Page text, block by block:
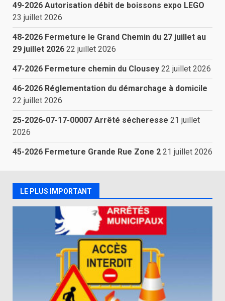
49-2026 Autorisation débit de boissons expo LEGO
23 juillet 2026
48-2026 Fermeture le Grand Chemin du 27 juillet au
29 juillet 2026 22 juillet 2026
47-2026 Fermeture chemin du Clousey 22 juillet 2026
46-2026 Réglementation du démarchage à domicile
22 juillet 2026
25-2026-07-17-00007 Arrêté sécheresse 21 juillet
2026
45-2026 Fermeture Grande Rue Zone 2 21 juillet 2026
LE PLUS IMPORTANT